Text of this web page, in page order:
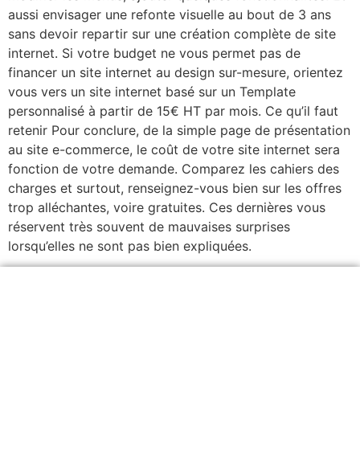
aussi envisager une refonte visuelle au bout de 3 ans
sans devoir repartir sur une création complète de site
internet. Si votre budget ne vous permet pas de
financer un site internet au design sur-mesure, orientez
vous vers un site internet basé sur un Template
personnalisé à partir de 15€ HT par mois. Ce qu’il faut
retenir Pour conclure, de la simple page de présentation
au site e-commerce, le coût de votre site internet sera
fonction de votre demande. Comparez les cahiers des
charges et surtout, renseignez-vous bien sur les offres
trop alléchantes, voire gratuites. Ces dernières vous
réservent très souvent de mauvaises surprises
lorsqu’elles ne sont pas bien expliquées.